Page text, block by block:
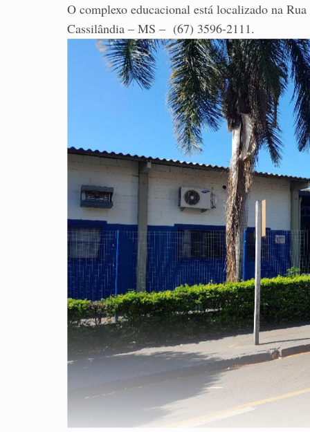
O complexo educacional está localizado na
Cassilândia – MS – (67) 3596-2111.